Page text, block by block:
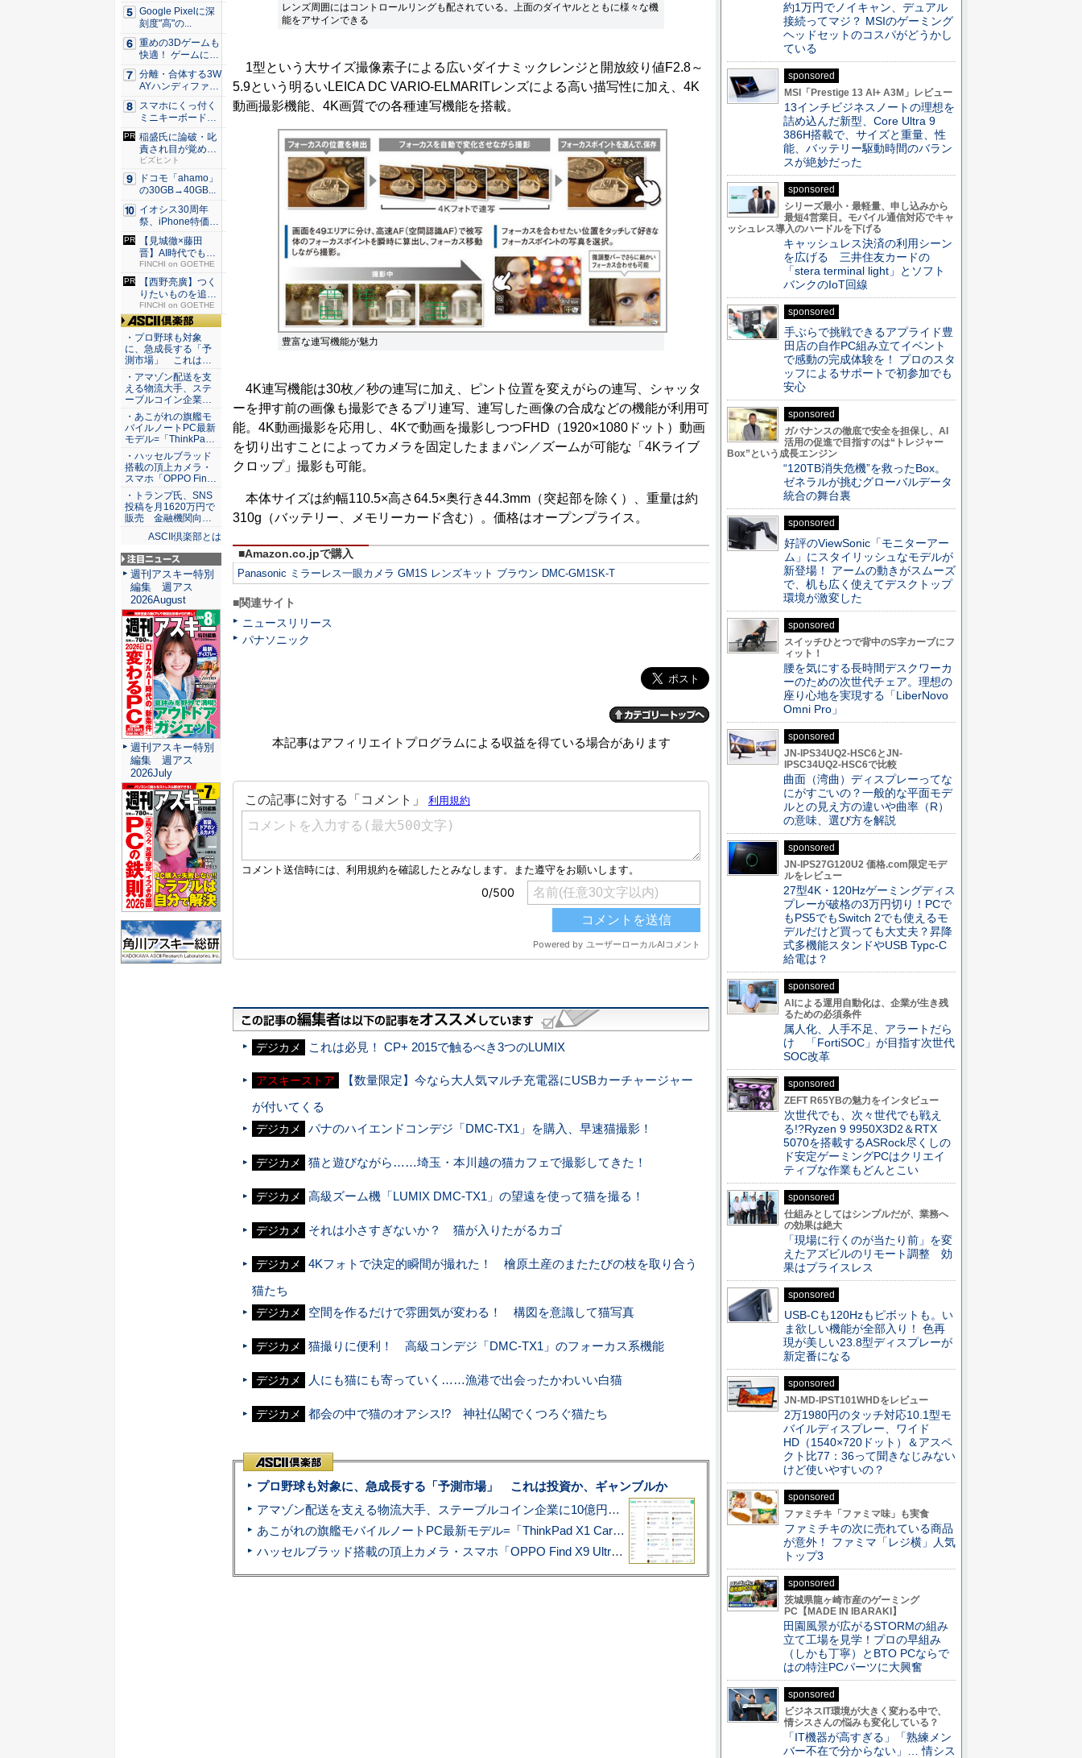
レンズ周囲にはコントロールリングも配されている。上面のダイヤルとともに様々な機
能をアサインできる
1型という大サイズ撮像素子による広いダイナミックレンジと開放絞り値F2.8～
5.9という明るいLEICA DC VARIO-ELMARITレンズによる高い描写性に加え、4K
動画撮影機能、4K画質での各種連写機能を搭載。
豊富な連写機能が魅力
4K連写機能は30枚／秒の連写に加え、ピント位置を変えがらの連写、シャッタ
ーを押す前の画像も撮影できるプリ連写、連写した画像の合成などの機能が利用可
能。4K動画撮影を応用し、4Kで動画を撮影しつつFHD（1920×1080ドット）動画
を切り出すことによってカメラを固定したままパン／ズームが可能な「4Kライブ
クロップ」撮影も可能。
本体サイズは約幅110.5×高さ64.5×奥行き44.3mm（突起部を除く）、重量は約
310g（バッテリー、メモリーカード含む）。価格はオープンプライス。
■Amazon.co.jpで購入
Panasonic ミラーレス一眼カメラ GM1S レンズキット ブラウン DMC-GM1SK-T
■関連サイト
ニュースリリース
パナソニック
本記事はアフィリエイトプログラムによる収益を得ている場合があります
デジカメ これは必見！ CP+ 2015で触るべき3つのLUMIX
アスキーストア
【数量限定】今なら大人気マルチ充電器にUSBカーチャージャー
が付いてくる
デジカメ パナのハイエンドコンデジ「DMC-TX1」を購入、早速猫撮影！
デジカメ 猫と遊びながら……埼玉・本川越の猫カフェで撮影してきた！
デジカメ 高級ズーム機「LUMIX DMC-TX1」の望遠を使って猫を撮る！
デジカメ それは小さすぎないか？ 猫が入りたがるカゴ
デジカメ
4Kフォトで決定的瞬間が撮れた！ 檜原土産のまたたびの枝を取り合う
猫たち
デジカメ 空間を作るだけで雰囲気が変わる！ 構図を意識して猫写真
デジカメ 猫撮りに便利！ 高級コンデジ「DMC-TX1」のフォーカス系機能
デジカメ 人にも猫にも寄っていく……漁港で出会ったかわいい白猫
デジカメ 都会の中で猫のオアシス!? 神社仏閣でくつろぐ猫たち
プロ野球も対象に、急成長する「予測市場」 これは投資か、ギャンブルか
アマゾン配送を支える物流大手、ステーブルコイン企業に10億円投資のワケ
あこがれの旗艦モバイルノートPC最新モデル=「ThinkPad X1 Carbon Gen 14 Aura Edition」実機レビュー
ハッセルブラッド搭載の頂上カメラ・スマホ「OPPO Find X9 Ultra」実写レビュー=プロが本気で徹底撮影しました!!
Google Pixelに深
刻度"高"の...
重めの3Dゲームも
快適！ ゲームに強
いH...
分離・合体する3W
AYハンディファ
ン。置...
スマホにくっ付く
ミニキーボード！
触ってわ...
稲盛氏に論破・叱
責され目が覚め
た。経営者...
ビズヒント
ドコモ「ahamo」
の30GB→40GB...
イオシス30周年
祭、iPhone特価品
を...
【見城徹×藤田
晋】AI時代でも変
わらない...
FINCHI on GOETHE
【西野亮廣】つく
りたいものを追求
できる環...
FINCHI on GOETHE
ASCII倶楽部
・プロ野球も対象
に、急成長する「予
測市場」 これは…
・アマゾン配送を支
える物流大手、ステ
ーブルコイン企業…
・あこがれの旗艦モ
バイルノートPC最新
モデル=「ThinkPa…
・ハッセルブラッド
搭載の頂上カメラ・
スマホ「OPPO Fin…
・トランプ氏、SNS
投稿を月1620万円で
販売 金融機関向…
ASCII倶楽部とは
注目ニュース
週刊アスキー特別
編集 週アス
2026August
週刊アスキー特別
編集 週アス
2026July
約1万円でノイキャン、デュアル
接続ってマジ？ MSIのゲーミング
ヘッドセットのコスパがどうかし
ている
sponsored
MSI「Prestige 13 AI+ A3M」レビュー
13インチビジネスノートの理想を
詰め込んだ新型、Core Ultra 9
386H搭載で、サイズと重量、性
能、バッテリー駆動時間のバラン
スが絶妙だった
sponsored
シリーズ最小・最軽量、申し込みから
最短4営業日。モバイル通信対応でキャ
ッシュレス導入のハードルを下げる
キャッシュレス決済の利用シーン
を広げる 三井住友カードの
「stera terminal light」とソフト
バンクのIoT回線
sponsored
手ぶらで挑戦できるアプライド豊
田店の自作PC組み立てイベント
で感動の完成体験を！ プロのスタ
ッフによるサポートで初参加でも
安心
sponsored
ガバナンスの徹底で安全を担保し、AI
活用の促進で目指すのは“トレジャー
Box”という成長エンジン
“120TB消失危機”を救ったBox。
ゼネラルが挑むグローバルデータ
統合の舞台裏
sponsored
好評のViewSonic「モニターアー
ム」にスタイリッシュなモデルが
新登場！ アームの動きがスムーズ
で、机も広く使えてデスクトップ
環境が激変した
sponsored
スイッチひとつで背中のS字カーブにフ
ィット！
腰を気にする長時間デスクワーカ
ーのための次世代チェア。理想の
座り心地を実現する「LiberNovo
Omni Pro」
sponsored
JN-IPS34UQ2-HSC6とJN-
IPSC34UQ2-HSC6で比較
曲面（湾曲）ディスプレーってな
にがすごいの？一般的な平面モデ
ルとの見え方の違いや曲率（R）
の意味、選び方を解説
sponsored
JN-IPS27G120U2 価格.com限定モデ
ルをレビュー
27型4K・120Hzゲーミングディス
プレーが破格の3万円切り！PCで
もPS5でもSwitch 2でも使えるモ
デルだけど買っても大丈夫？昇降
式多機能スタンドやUSB Typc-C
給電は？
sponsored
AIによる運用自動化は、企業が生き残
るための必須条件
属人化、人手不足、アラートだら
け 「FortiSOC」が目指す次世代
SOC改革
sponsored
ZEFT R65YBの魅力をインタビュー
次世代でも、次々世代でも戦え
る!?Ryzen 9 9950X3D2＆RTX
5070を搭載するASRock尽くしの
ド安定ゲーミングPCはクリエイ
ティブな作業もどんとこい
sponsored
仕組みとしてはシンプルだが、業務へ
の効果は絶大
「現場に行くのが当たり前」を変
えたアズビルのリモート調整 効
果はプライスレス
sponsored
USB-Cも120Hzもピボットも。い
ま欲しい機能が全部入り！ 色再
現が美しい23.8型ディスプレーが
新定番になる
sponsored
JN-MD-IPST101WHDをレビュー
2万1980円のタッチ対応10.1型モ
バイルディスプレー、ワイド
HD（1540×720ドット）＆アスペ
クト比77：36って聞きなじみない
けど使いやすいの？
sponsored
ファミチキ「ファミマ味」も実食
ファミチキの次に売れている商品
が意外！ ファミマ「レジ横」人気
トップ3
sponsored
茨城県龍ヶ崎市産のゲーミング
PC【MADE IN IBARAKI】
田園風景が広がるSTORMの組み
立て工場を見学！プロの早組み
（しかも丁寧）とBTO PCならで
はの特注PCパーツに大興奮
sponsored
ビジネスIT環境が大きく変わる中で、
情シスさんの悩みも変化している？
「IT機器が高すぎる」「熟練メン
バー不在で分からない」… 情シス